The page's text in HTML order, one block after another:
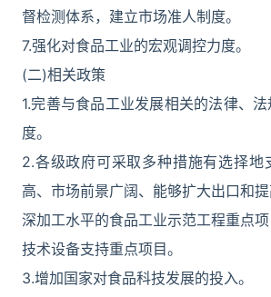
督检测体系，建立市场准人制度。
7.强化对食品工业的宏观调控力度。
(二)相关政策
1.完善与食品工业发展相关的法律、
度。
2.各级政府可采取多种措施有选择地
高、市场前景广阔、能够扩大出口和
深加工水平的食品工业示范工程重点
技术设备支持重点项目。
3.增加国家对食品科技发展的投入。